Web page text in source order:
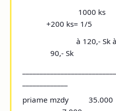
1000 ks
+200 ks= 1/5
à
90,- Sk
priame mzdy